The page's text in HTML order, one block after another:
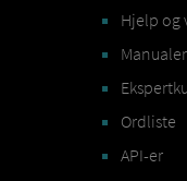
Hjelp og
Manualer
Ordliste
API-er